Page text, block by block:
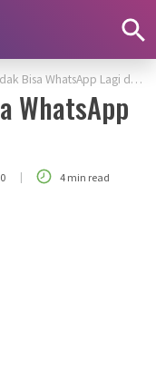
WhatsApp Lagi di Tahun 2022
WhatsApp
0 | 4 min read